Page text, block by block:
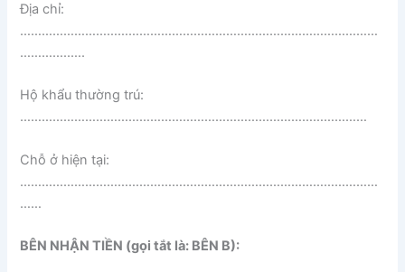
Địa chỉ:
………………………………………………………………………………………
…………..….
Hộ khẩu thường trú:
……………………………………………………………………………………
Chỗ ở hiện tại:
………………………………………………………………………………………
……
BÊN NHẬN TIỀN (gọi tắt là: BÊN B):